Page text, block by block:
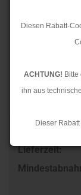
Diesen Rabatt-
ACHTUNG!
ihn aus
Dieser
Ab dem
Lieferzeit: